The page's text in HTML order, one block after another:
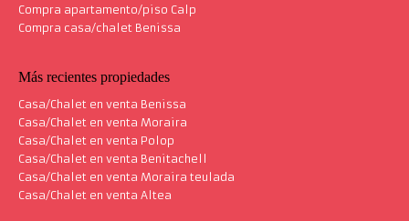
Compra apartamento/piso Calp
Compra casa/chalet Benissa
Más recientes propiedades
Casa/Chalet en venta Benissa
Casa/Chalet en venta Moraira
Casa/Chalet en venta Polop
Casa/Chalet en venta Benitachell
Casa/Chalet en venta Moraira teulada
Casa/Chalet en venta Altea